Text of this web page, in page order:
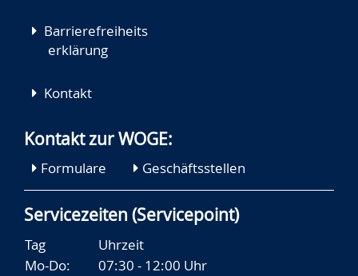
Barrierefreiheits
erklärung
Kontakt
Kontakt zur WOGE:
Formulare Geschäftsstellen
Servicezeiten (Servicepoint)
Tag
Uhrzeit
Mo-Do:
07:30 - 12:00 Uhr